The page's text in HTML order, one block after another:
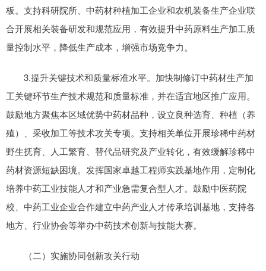
板。支持科研院所、中药材种植加工企业和农机装备生产企业联
合开展相关装备研发和规范应用，有效提升中药原料生产加工质
量控制水平，降低生产成本，增强市场竞争力。
3.提升关键技术和质量标准水平。加快制修订中药材生产加
工关键环节生产技术规范和质量标准，并在适宜地区推广应用。
鼓励地方聚焦本区域优势中药材品种，设立良种选育、种植（养
殖）、采收加工等技术攻关专项。支持相关单位开展珍稀中药材
野生抚育、人工繁育、替代品研究及产业转化，有效缓解珍稀中
药材资源短缺困境。发挥国家卓越工程师实践基地作用，定制化
培养中药工业技能人才和产业急需复合型人才。鼓励中医药院
校、中药工业企业合作建立中药产业人才传承培训基地，支持各
地方、行业协会等举办中药技术创新与技能大赛。
（二）实施协同创新攻关行动